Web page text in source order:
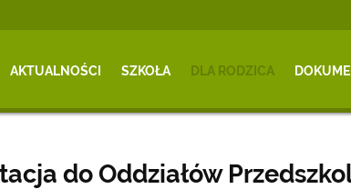
AKTUALNOŚCI SZKOŁA DLA RODZICA
do Oddziałów